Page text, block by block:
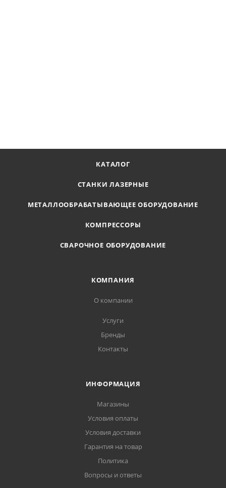
КАТАЛОГ
СТАНКИ ЛАЗЕРНЫЕ
МЕТАЛЛООБРАБАТЫВАЮЩЕЕ ОБОРУДОВАНИЕ
КОМПРЕССОРЫ
СВАРОЧНОЕ ОБОРУДОВАНИЕ
КОМПАНИЯ
О компании
Услуги
Бренды
Контакты
ИНФОРМАЦИЯ
Магазины
Условия оплаты
Условия доставки
Гарантия на товар
Политика
Вопросы и ответы